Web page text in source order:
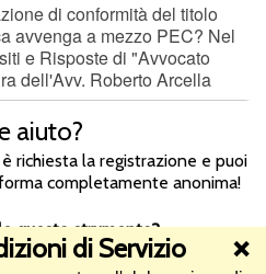
di conformità del titolo
avvenga a mezzo PEC? Nel
e Risposte di "Avvocato
dell'Avv. Roberto Arcella
aiuto?
richiesta la registrazione e puoi
completamente anonima!
questo strumento?
di Servizio ❌